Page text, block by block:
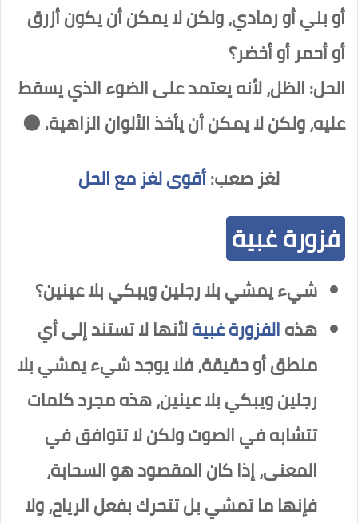
أو بني أو رمادي، ولكن لا يمكن أن يكون أزرق
أو أحمر أو أخضر؟
الحل: الظل، لأنه يعتمد على الضوء الذي يسقط
عليه، ولكن لا يمكن أن يأخذ الألوان الزاهية. 🌑
لغز صعب:أقوى لغز مع الحل
فزورة غبية
شيء يمشي بلا رجلين ويبكي بلا عينين؟
هذهالفزورة غبيةلأنها لا تستند إلى أي
منطق أو حقيقة، فلا يوجد شيء يمشي بلا
رجلين ويبكي بلا عينين، هذه مجرد كلمات
تتشابه في الصوت ولكن لا تتوافق في
المعنى، إذا كان المقصود هو السحابة،
فإنها ما تمشي بل تتحرك بفعل الرياح، ولا